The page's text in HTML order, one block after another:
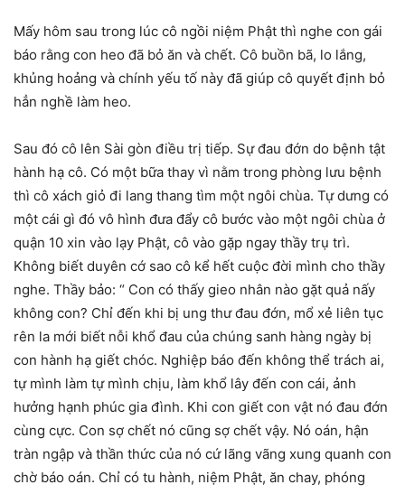
Mấy hôm sau trong lúc cô ngồi niệm Phật thì nghe con gái
báo rằng con heo đã bỏ ăn và chết. Cô buồn bã, lo lắng,
khủng hoảng và chính yếu tố này đã giúp cô quyết định bỏ
hẳn nghề làm heo.
Sau đó cô lên Sài gòn điều trị tiếp. Sự đau đớn do bệnh tật
hành hạ cô. Có một bữa thay vì nằm trong phòng lưu bệnh
thì cô xách giỏ đi lang thang tìm một ngôi chùa. Tự dưng có
một cái gì đó vô hình đưa đẩy cô bước vào một ngôi chùa ở
quận 10 xin vào lạy Phật, cô vào gặp ngay thầy trụ trì.
Không biết duyên cớ sao cô kể hết cuộc đời mình cho thầy
nghe. Thầy bảo: “ Con có thấy gieo nhân nào gặt quả nấy
không con? Chỉ đến khi bị ung thư đau đớn, mổ xẻ liên tục
rên la mới biết nỗi khổ đau của chúng sanh hàng ngày bị
con hành hạ giết chóc. Nghiệp báo đến không thể trách ai,
tự mình làm tự mình chịu, làm khổ lây đến con cái, ảnh
hưởng hạnh phúc gia đình. Khi con giết con vật nó đau đớn
cùng cực. Con sợ chết nó cũng sợ chết vậy. Nó oán, hận
tràn ngập và thần thức của nó cứ lãng vãng xung quanh con
chờ báo oán. Chỉ có tu hành, niệm Phật, ăn chay, phóng